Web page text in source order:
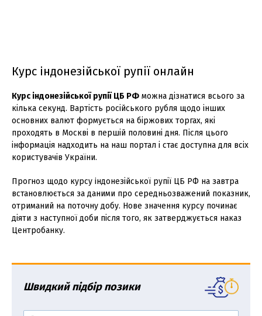
Курс iндонезійської рупії онлайн
Курс iндонезійської рупії ЦБ РФ можна дізнатися всього за
кілька секунд. Вартість російського рубля щодо інших
основних валют формується на біржових торгах, які
проходять в Москві в першій половині дня. Після цього
інформація надходить на наш портал і стає доступна для всіх
користувачів України.
Прогноз щодо курсу iндонезійської рупії ЦБ РФ на завтра
встановлюється за даними про середньозважений показник,
отриманий на поточну добу. Нове значення курсу починає
діяти з наступної доби після того, як затверджується наказ
Центробанку.
Швидкий підбір позики